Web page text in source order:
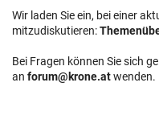
Wir laden Sie ein, bei einer
mitzudiskutieren:
Bei Fragen können Sie sich
an forum@krone.atwenden.